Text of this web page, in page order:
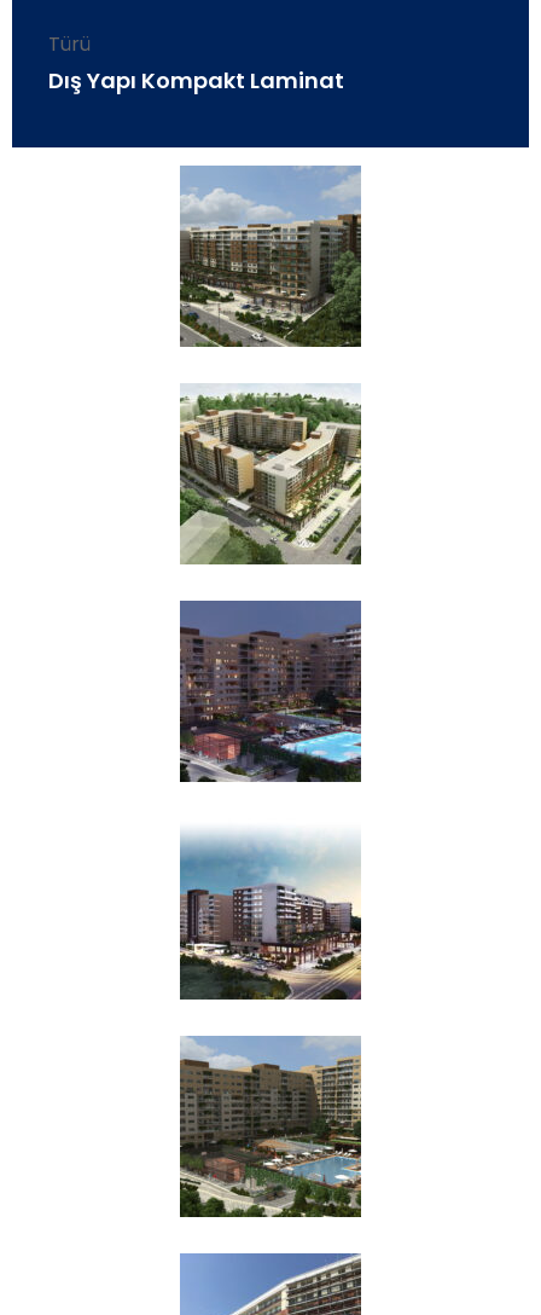
Türü
Dış Yapı Kompakt Laminat